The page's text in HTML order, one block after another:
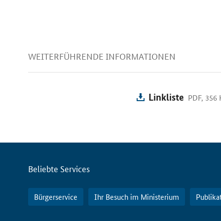
WEITERFÜHRENDE INFORMATIONEN
Linkliste PDF, 356
Servicemenü
Beliebte Services
Bürgerservice Ihr Besuch im Ministerium